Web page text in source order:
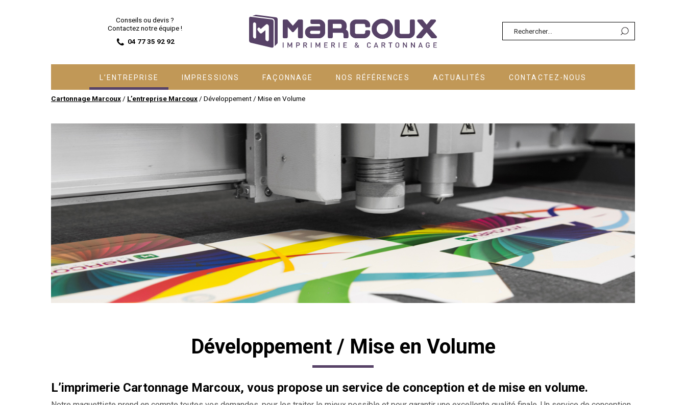
Conseils ou devis ?
Contactez notre équipe !
04 77 35 92 92
Rechercher :
L’ENTREPRISE IMPRESSIONS FAÇONNAGE NOS RÉFÉRENCES ACTUALITÉS CONTACTEZ-NOUS
Cartonnage Marcoux/ L’entreprise Marcoux/ Développement / Mise en Volume
Développement / Mise en Volume
L’imprimerie Cartonnage Marcoux, vous propose un service de conception et de mise en volume.